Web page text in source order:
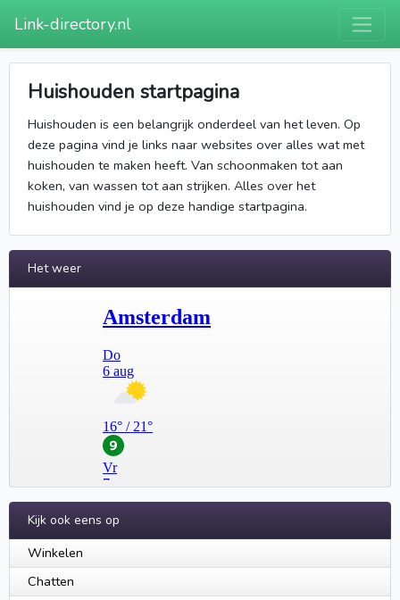
Link-directory.nl
Huishouden startpagina
Huishouden is een belangrijk onderdeel van het leven. Op
deze pagina vind je links naar websites over alles wat met
huishouden te maken heeft. Van schoonmaken tot aan
koken, van wassen tot aan strijken. Alles over het
huishouden vind je op deze handige startpagina.
Het weer
Kijk ook eens op
Winkelen
Chatten